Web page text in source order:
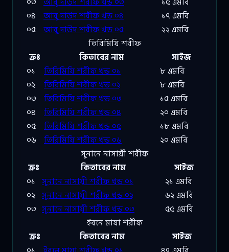
০৪
আবু দাউদ শরীফ খন্ড ০৪
১৭ এমবি
০৫ আবু দাউদ শরীফ খন্ড ০৫
২২ এমবি
তিরিমিযি শরীফ
ক্রঃ
কিতাবের নাম
সাইজ
০১
তিরিমিযি শরীফ খন্ড ০১
৮ এমবি
০২
তিরিমিযি শরীফ খন্ড ০২
৮ এমবি
০৩
তিরিমিযি শরীফ খন্ড ০৩
১৫ এমবি
০৪
তিরিমিযি শরীফ খন্ড ০৪
২০ এমবি
০৫
তিরিমিযি শরীফ খন্ড ০৫
১৮ এমবি
০৬
তিরিমিযি শরীফ খন্ড ০৬
২০ এমবি
সুনানে নাসায়ী শরীফ
ক্রঃ
কিতাবের নাম
সাইজ
০১ সুনানে নাসায়ী শরীফ খন্ড ০১
২১ এমবি
০২ সুনানে নাসায়ী শরীফ খন্ড ০২
৬২ এমবি
০৩ সুনানে নাসায়ী শরীফ খন্ড ০৩
৫৫ এমবি
ইবনে মাযা শরীফ
ক্রঃ
কিতাবের নাম
সাইজ